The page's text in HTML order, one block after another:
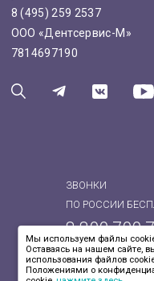
ЗВОНКИ
ПО РОССИИ
8 800 700
8 (495)
8 (495) 259 2537
ООО «Дентсервис-М»
7814697190
Мы используем файлы
Оставаясь на нашем сайте,
использования файлов
Положениями о